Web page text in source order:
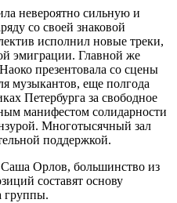
невероятно сильную и
со своей знаковой
исполнил новые треки,
эмиграции. Главной же
презентовала со сцены
музыкантов, еще полгода
Петербурга за свободное
манифестом солидарности
Многотысячный зал
поддержкой.
Орлов, большинство из
составят основу
группы.